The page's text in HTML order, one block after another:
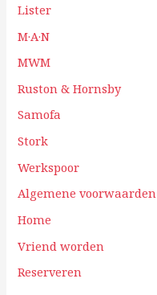
Lister
M·A·N
MWM
Ruston & Hornsby
Samofa
Stork
Werkspoor
Algemene voorwaarden
Home
Vriend worden
Reserveren